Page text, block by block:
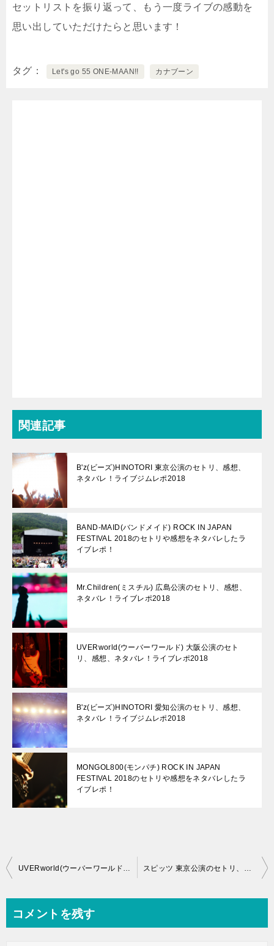
セットリストを振り返って、もう一度ライブの感動を
思い出していただけたらと思います！
タグ Let's go 55 ONE-MAAN!! カナブーン
関連記事
B'z(ビーズ)HINOTORI 東京公演のセトリ、感想、
ネタバレ！ライブジムレポ2018
BAND-MAID(バンドメイド) ROCK IN JAPAN
FESTIVAL 2018のセトリや感想をネタバレしたラ
イブレポ！
Mr.Children(ミスチル) 広島公演のセトリ、感想、
ネタバレ！ライブレポ2018
UVERworld(ウーバーワールド) 大阪公演のセト
リ、感想、ネタバレ！ライブレポ2018
B'z(ビーズ)HINOTORI 愛知公演のセトリ、感想、
ネタバレ！ライブジムレポ2018
MONGOL800(モンパチ) ROCK IN JAPAN
FESTIVAL 2018のセトリや感想をネタバレしたラ
イブレポ！
投
ビ
UVERworld(ウーバーワールド) 清木場俊介対バンのセトリ、感想、ネタバレ！ライブレポ2018 スピッツ 東京公演のセトリ、感想、ネタバレ！2018年10月8日＠新木場STUDIO COAST
コメントを残す